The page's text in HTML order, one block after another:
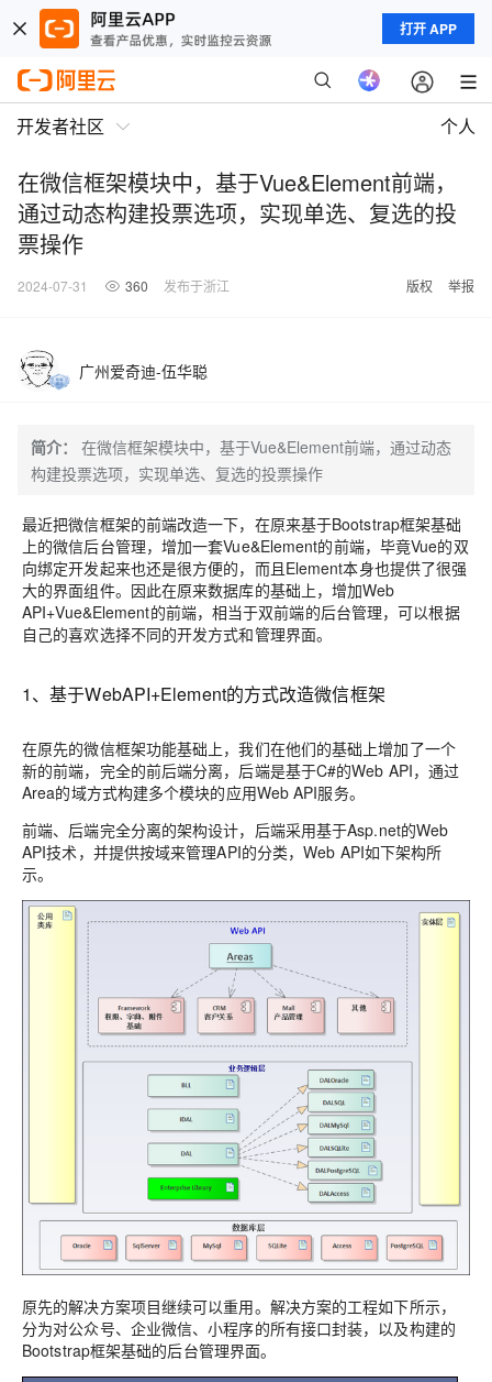
打开 APP
开发者社区 个人
在微信框架模块中，基于Vue&Element前端，
通过动态构建投票选项，实现单选、复选的投
票操作
2024-07-31 360 发布于浙江 版权 举报
广州爱奇迪-伍华聪
简介：
在微信框架模块中，基于Vue&Element前端，通过动态
构建投票选项，实现单选、复选的投票操作
最近把微信框架的前端改造一下，在原来基于Bootstrap框架基础
上的微信后台管理，增加一套Vue&Element的前端，毕竟Vue的双
向绑定开发起来也还是很方便的，而且Element本身也提供了很强
大的界面组件。因此在原来数据库的基础上，增加Web
API+Vue&Element的前端，相当于双前端的后台管理，可以根据
自己的喜欢选择不同的开发方式和管理界面。
1、基于WebAPI+Element的方式改造微信框架
在原先的微信框架功能基础上，我们在他们的基础上增加了一个
新的前端，完全的前后端分离，后端是基于C#的Web API，通过
Area的域方式构建多个模块的应用Web API服务。
前端、后端完全分离的架构设计，后端采用基于Asp.net的Web
API技术，并提供按域来管理API的分类，Web API如下架构所
示。
原先的解决方案项目继续可以重用。解决方案的工程如下所示，
分为对公众号、企业微信、小程序的所有接口封装，以及构建的
Bootstrap框架基础的后台管理界面。